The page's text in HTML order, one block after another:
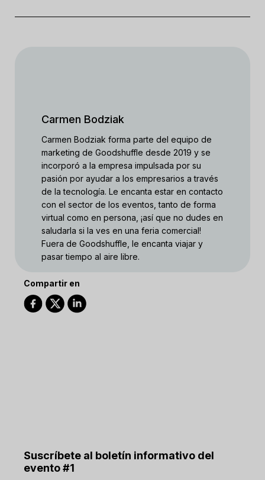
Carmen Bodziak
Carmen Bodziak forma parte del equipo de
marketing de Goodshuffle desde 2019 y se
incorporó a la empresa impulsada por su
pasión por ayudar a los empresarios a través
de la tecnología. Le encanta estar en contacto
con el sector de los eventos, tanto de forma
virtual como en persona, ¡así que no dudes en
saludarla si la ves en una feria comercial!
Fuera de Goodshuffle, le encanta viajar y
pasar tiempo al aire libre.
Compartir en
Suscríbete al boletín informativo del
evento #1